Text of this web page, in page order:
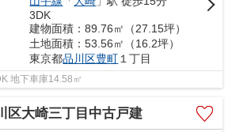
3DK
建物面積：89.76㎡（27.15坪）
土地面積：53.56㎡（16.2坪）
東京都品川区豊町 １丁目
地下車庫14.58㎡
区大崎三丁目中古戸建